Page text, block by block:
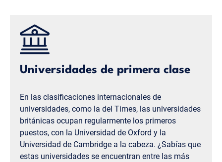
Universidades de primera clase
En las clasificaciones internacionales de
universidades, como la del Times, las universidades
británicas ocupan regularmente los primeros
puestos, con la Universidad de Oxford y la
Universidad de Cambridge a la cabeza. ¿Sabías que
estas universidades se encuentran entre las más